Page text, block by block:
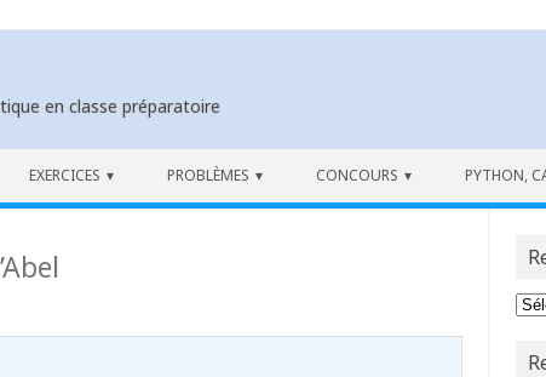
en classe préparatoire
EXERCICES PROBLÈMES CONCOURS PYTHON,